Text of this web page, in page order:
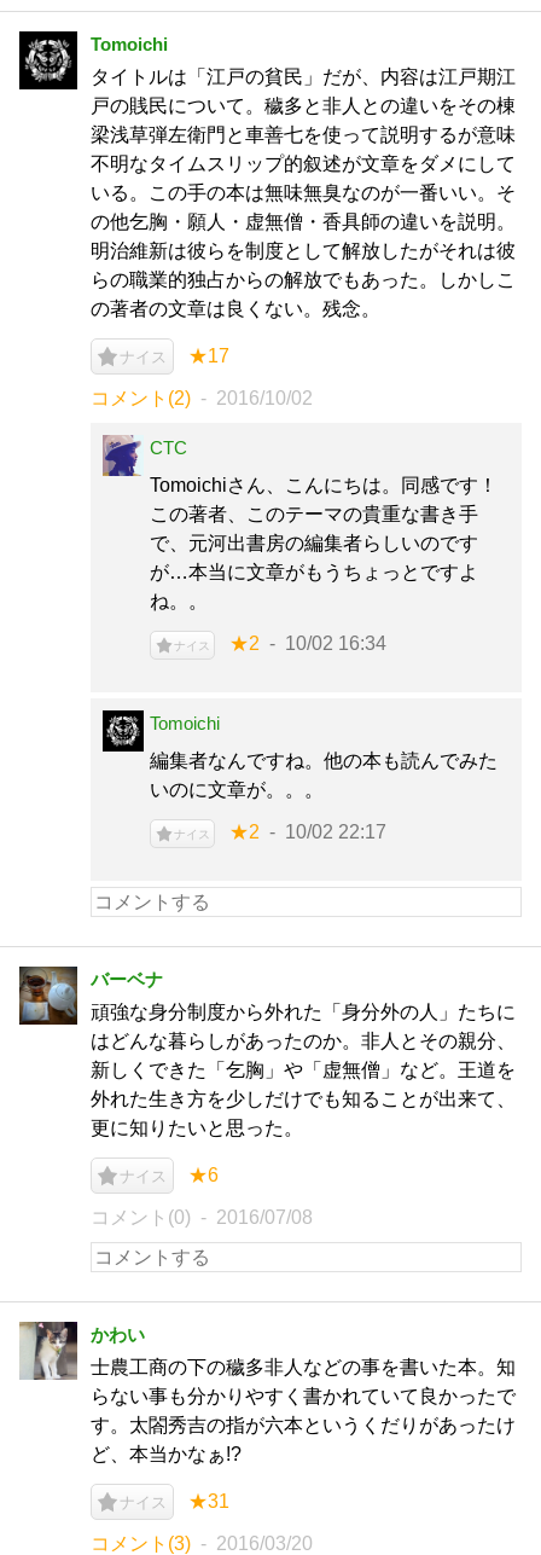
Tomoichi
タイトルは「江戸の貧民」だが、内容は江戸期江
戸の賎民について。穢多と非人との違いをその棟
梁浅草弾左衛門と車善七を使って説明するが意味
不明なタイムスリップ的叙述が文章をダメにして
いる。この手の本は無味無臭なのが一番いい。そ
の他乞胸・願人・虚無僧・香具師の違いを説明。
明治維新は彼らを制度として解放したがそれは彼
らの職業的独占からの解放でもあった。しかしこ
の著者の文章は良くない。残念。
ナイス ★17
コメント(2) 2016/10/02
CTC
Tomoichiさん、こんにちは。同感です！
この著者、このテーマの貴重な書き手
で、元河出書房の編集者らしいのです
が…本当に文章がもうちょっとですよ
ね。。
ナイス ★2 10/02 16:34
Tomoichi
編集者なんですね。他の本も読んでみた
いのに文章が。。。
ナイス ★2 10/02 22:17
バーベナ
頑強な身分制度から外れた「身分外の人」たちに
はどんな暮らしがあったのか。非人とその親分、
新しくできた「乞胸」や「虚無僧」など。王道を
外れた生き方を少しだけでも知ることが出来て、
更に知りたいと思った。
ナイス ★6
コメント(0) 2016/07/08
かわい
士農工商の下の穢多非人などの事を書いた本。知
らない事も分かりやすく書かれていて良かったで
す。太閤秀吉の指が六本というくだりがあったけ
ど、本当かなぁ!?
ナイス ★31
コメント(3) 2016/03/20